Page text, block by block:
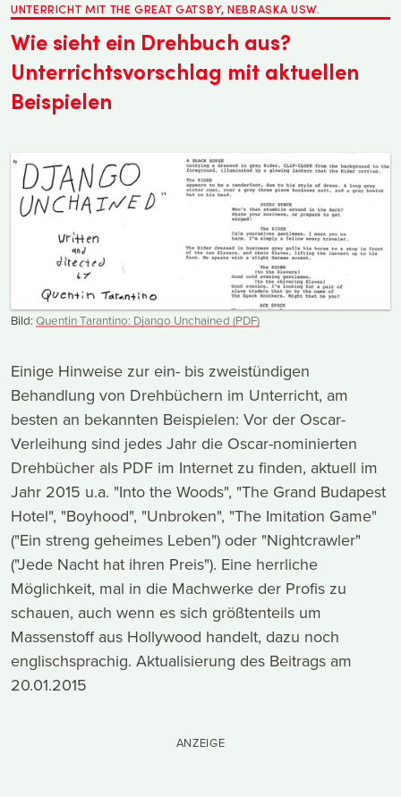
UNTERRICHT MIT THE GREAT GATSBY, NEBRASKA USW.
Wie sieht ein Drehbuch aus?
Unterrichtsvorschlag mit aktuellen
Beispielen
Bild:Quentin Tarantino: Django Unchained (PDF)
Einige Hinweise zur ein- bis zweistündigen
Behandlung von Drehbüchern im Unterricht, am
besten an bekannten Beispielen: Vor der Oscar-
Verleihung sind jedes Jahr die Oscar-nominierten
Drehbücher als PDF im Internet zu finden, aktuell im
Jahr 2015 u.a. "Into the Woods", "The Grand Budapest
Hotel", "Boyhood", "Unbroken", "The Imitation Game"
("Ein streng geheimes Leben") oder "Nightcrawler"
("Jede Nacht hat ihren Preis"). Eine herrliche
Möglichkeit, mal in die Machwerke der Profis zu
schauen, auch wenn es sich größtenteils um
Massenstoff aus Hollywood handelt, dazu noch
englischsprachig. Aktualisierung des Beitrags am
20.01.2015
ANZEIGE